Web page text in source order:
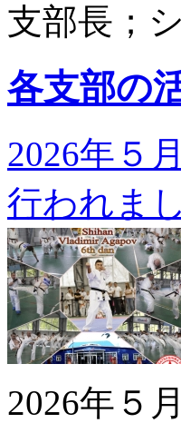
支部長；
各支部の
2026年５
行われま
2026年５